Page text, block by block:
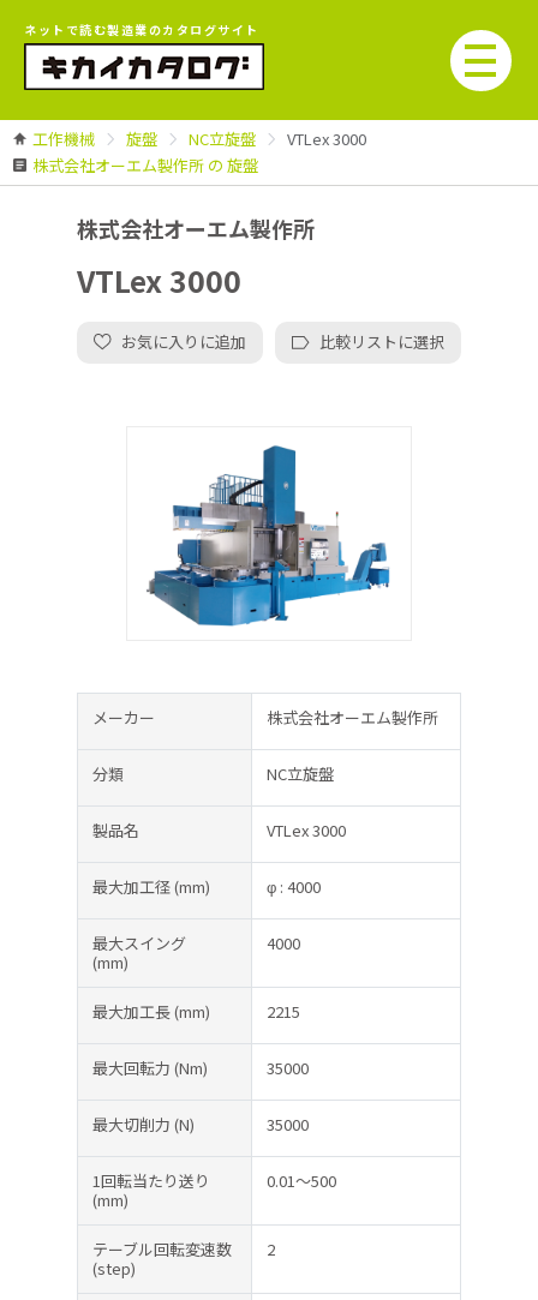
ネットで読む製造業のカタログサイト
工作機械 旋盤 NC立旋盤
VTLex 3000
株式会社オーエム製作所 の 旋盤
株式会社オーエム製作所
VTLex 3000
お気に入りに追加 比較リストに選択
メーカー 株式会社オーエム製作所
分類 NC立旋盤
製品名 VTLex 3000
最大加工径(mm) φ : 4000
最大スイング
(mm)
4000
最大加工長(mm) 2215
最大回転力 (Nm) 35000
最大切削力 (N) 35000
1回転当たり送り
(mm)
0.01～500
テーブル回転変速数
(step)
2